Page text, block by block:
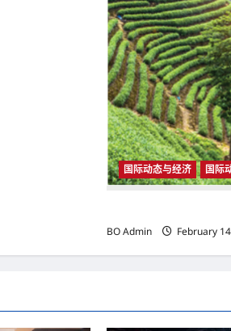
国际动态与经济 国际
BO Admin
February